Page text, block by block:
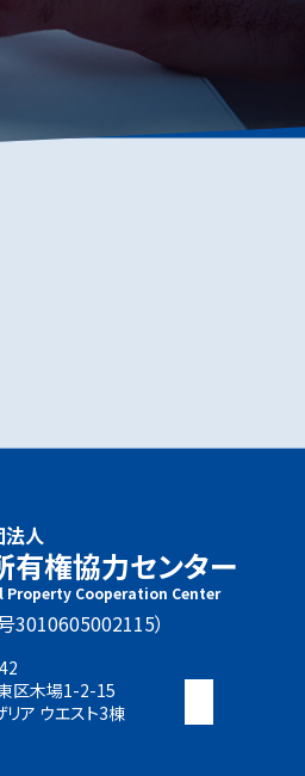
法人
有権協力センター
Cooperation Center
3010605002115）
区木場1-2-15
リア ウエスト3棟